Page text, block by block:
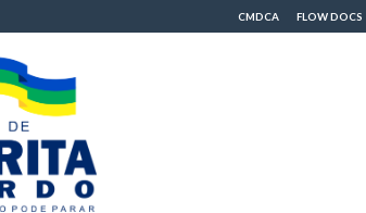
CMDCA FLOW DOCS